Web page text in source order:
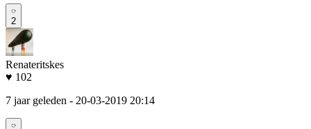
2
Renateritskes
♥ 102
7 jaar geleden - 20-03-2019 20:14